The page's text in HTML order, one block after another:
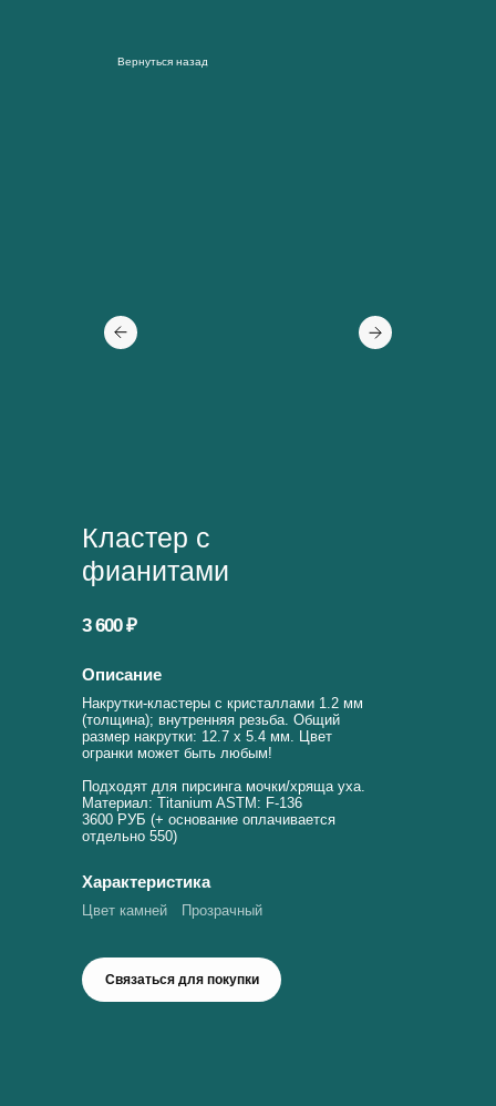
Вернуться назад
Связаться для покупки
Кластер с
фианитами
Описание
Характеристика
Накрутки-кластеры с кристаллами 1.2 мм
(толщина); внутренняя резьба. Общий
размер накрутки: 12.7 х 5.4 мм. Цвет
огранки может быть любым!
Подходят для пирсинга мочки/хряща уха.
Материал: Titanium ASTM: F-136
3600 РУБ (+ основание оплачивается
отдельно 550)
Прозрачный
Цвет камней
3 600 ₽